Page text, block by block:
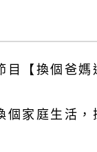
目【換個爸
個家庭生活